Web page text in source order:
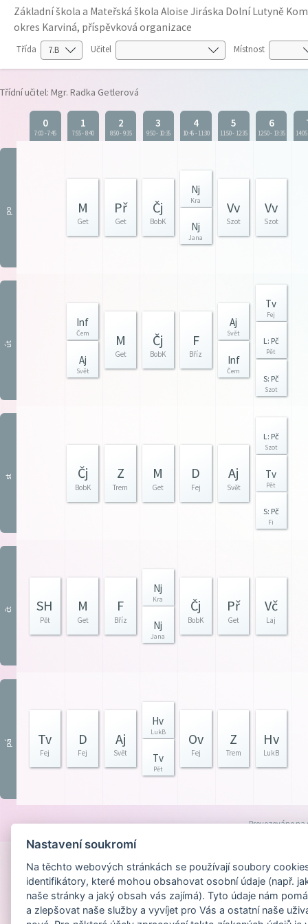
Základní škola a Mateřská škola Aloise Jiráska Dolní Lutyně
okres Karviná, příspěvková organizace
Třída Učitel Místnost
Třídní učitel: Mgr. Radka Getlerová
0
7:00-7:45
1
7:55-8:40
2
8:50-9:35
3
9:50- 10:35
4
10:45-11:30
5
11:50- 12:35
6
12:50- 13:35 14:05
po M
Get
Př
Get
Čj
BobK
Nj
Kra
Nj
Jana
Vv
Szot
Vv
Szot
út
Inf
Čem
Aj
Svět
M
Get
Čj
BobK
F
Bříz
Aj
Svět
Inf
Čem
Tv
Fej
L: Pč
Pět
S: Pč
Szot
st Čj
BobK
Z
Trem
M
Get
D
Fej
Aj
Svět
L: Pč
Szot
Tv
Pět
S: Pč
Fi
čt SH
Pět
M
Get
F
Bříz
Nj
Kra
Nj
Jana
Čj
BobK
Př
Get
Vč
Laj
pá Tv
Fej
D
Fej
Aj
Svět
Hv
LukB
Tv
Pět
Ov
Fej
Z
Trem
Hv
LukB
Provozováno na
Nastavení soukromí
Na těchto webových stránkách se používají soubory
identifikátory, které mohou obsahovat osobní údaje (např.
naše stránky a jaký obsah vás zajímá). Tyto údaje nám
a zlepšovat naše služby a vyvíjet pro Vás a ostatní naše